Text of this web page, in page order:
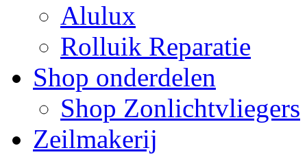
Alulux
Rolluik Reparatie
Shop onderdelen
Shop Zonlichtvliegers
Zeilmakerij